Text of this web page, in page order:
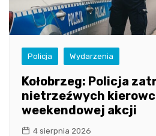
Policja Wydarzenia
Kołobrzeg: Policja
nietrzeźwych
weekendowej akcji
4 sierpnia 2026